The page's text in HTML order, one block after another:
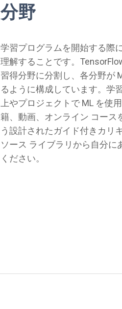
分野
学習プログラムを開始する際
理解することです。
習得分野に分割し、各分野が
るように構成しています。学
上やプロジェクトで ML を使
籍、動画、オンライン コース
う設計されたガイド付きカリ
ソース ライブラリから自分
ください。